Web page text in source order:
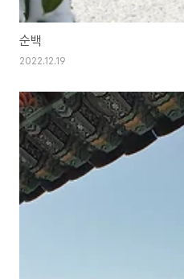
순백
2022.12.19